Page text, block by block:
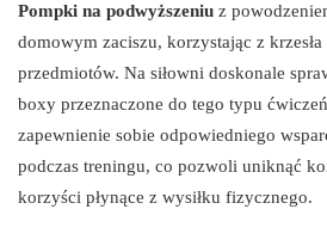
Pompki na podwyższeniu z
domowym zaciszu, korzystając z
przedmiotów. Na siłowni doskonale
boxy przeznaczone do tego typu
zapewnienie sobie odpowiedniego
podczas treningu, co pozwoli uniknąć
korzyści płynące z wysiłku fizycznego.